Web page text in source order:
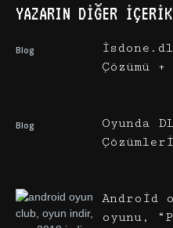
YAZARIN DIĞER
Blog
Çözümü
Blog
Oyunda
Android
oyunu,